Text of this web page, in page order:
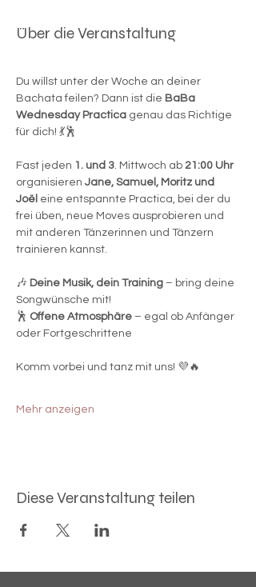
Über die Veranstaltung
Du willst unter der Woche an deiner
Bachata feilen? Dann ist die BaBa
Wednesday Practica genau das Richtige
für dich! 💃🕺
Fast jeden 1. und 3. Mittwoch ab 21:00 Uhr
organisieren Jane, Samuel, Moritz und
Joël eine entspannte Practica, bei der du
frei üben, neue Moves ausprobieren und
mit anderen Tänzerinnen und Tänzern
trainieren kannst.
🎶 Deine Musik, dein Training – bring deine
Songwünsche mit!
🕺 Offene Atmosphäre – egal ob Anfänger
oder Fortgeschrittene
Komm vorbei und tanz mit uns! 💜🔥
Mehr anzeigen
Diese Veranstaltung teilen